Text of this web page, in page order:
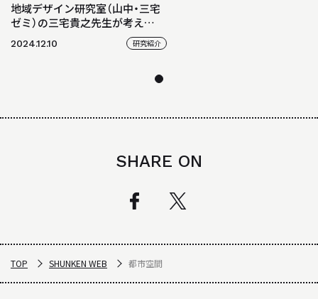
地域デザイン研究室（山中・三宅
ゼミ）の三宅貴之先生が考え
る“建築の面白さ”
2024.12.10 研究紹介
SHARE ON
TOP SHUNKEN WEB 都市空間